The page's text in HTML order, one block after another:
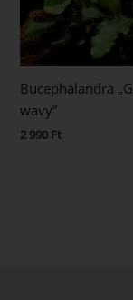
Bucephalandra
wavy”
2 990 Ft